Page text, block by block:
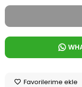
Favorilerime ekle